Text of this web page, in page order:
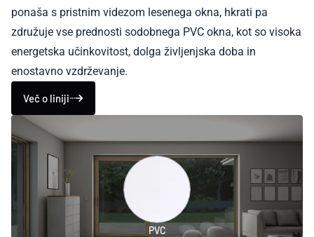
ponaša s pristnim videzom lesenega okna, hkrati pa
združuje vse prednosti sodobnega PVC okna, kot so visoka
energetska učinkovitost, dolga življenjska doba in
enostavno vzdrževanje.
Več o liniji
PVC